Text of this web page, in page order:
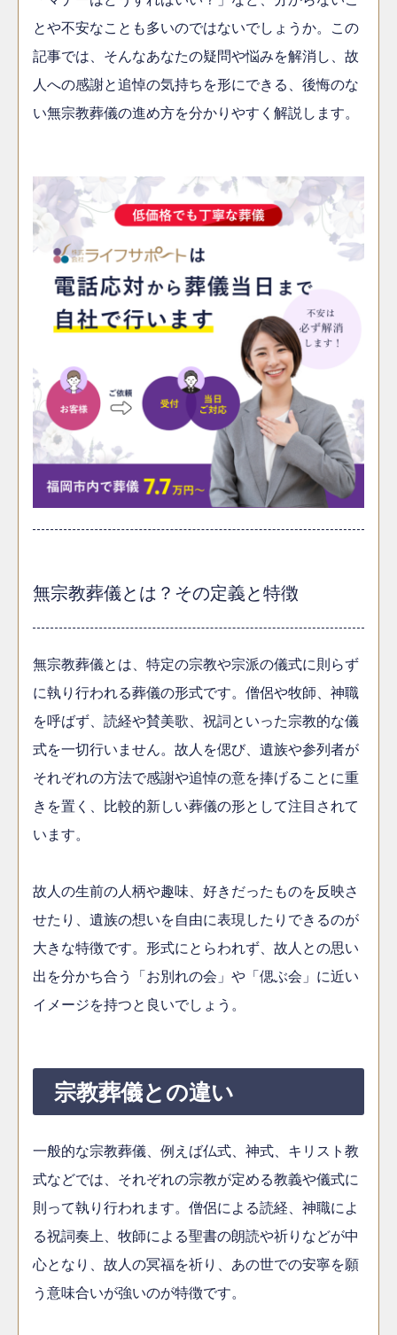
とや不安なことも多いのではないでしょうか。この
記事では、そんなあなたの疑問や悩みを解消し、故
人への感謝と追悼の気持ちを形にできる、後悔のな
い無宗教葬儀の進め方を分かりやすく解説します。
無宗教葬儀とは？その定義と特徴
無宗教葬儀とは、特定の宗教や宗派の儀式に則らず
に執り行われる葬儀の形式です。僧侶や牧師、神職
を呼ばず、読経や賛美歌、祝詞といった宗教的な儀
式を一切行いません。故人を偲び、遺族や参列者が
それぞれの方法で感謝や追悼の意を捧げることに重
きを置く、比較的新しい葬儀の形として注目されて
います。
故人の生前の人柄や趣味、好きだったものを反映さ
せたり、遺族の想いを自由に表現したりできるのが
大きな特徴です。形式にとらわれず、故人との思い
出を分かち合う「お別れの会」や「偲ぶ会」に近い
イメージを持つと良いでしょう。
宗教葬儀との違い
一般的な宗教葬儀、例えば仏式、神式、キリスト教
式などでは、それぞれの宗教が定める教義や儀式に
則って執り行われます。僧侶による読経、神職によ
る祝詞奏上、牧師による聖書の朗読や祈りなどが中
心となり、故人の冥福を祈り、あの世での安寧を願
う意味合いが強いのが特徴です。